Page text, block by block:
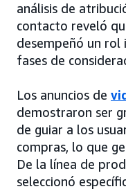
análisis de
contacto reveló
desempeñó un
fases de
Los anuncios de
demostraron ser
de guiar a los
compras, lo que
De la línea de
seleccionó